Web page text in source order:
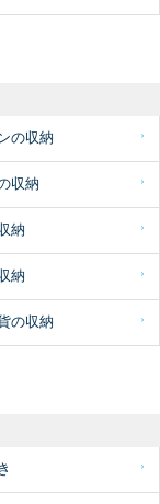
の収納
収納
納
納
の収納